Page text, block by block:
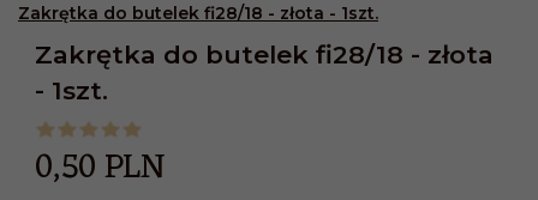
Zakrętka do butelek fi28/18 - złota - 1szt.
Zakrętka do butelek fi28/18 - złota
- 1szt.
0,50PLN